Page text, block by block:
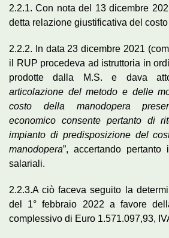
2.2.1. Con nota del 13 dicembre
detta relazione giustificativa del
2.2.2. In data 23 dicembre 2021
il RUP procedeva ad istruttoria in
prodotte dalla M.S. e dava
articolazione del metodo e delle
costo della manodopera
economico consente pertanto di
impianto di predisposizione del
manodopera”, accertando
salariali.
2.2.3.A ciò faceva seguito la
del 1° febbraio 2022 a favore
complessivo di Euro 1.571.097,93,